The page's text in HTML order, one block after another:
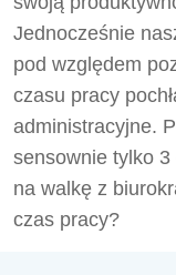
Jednocześnie
pod względem
czasu pracy
administracyjne.
sensownie tylko 3
na walkę z
czas pracy?